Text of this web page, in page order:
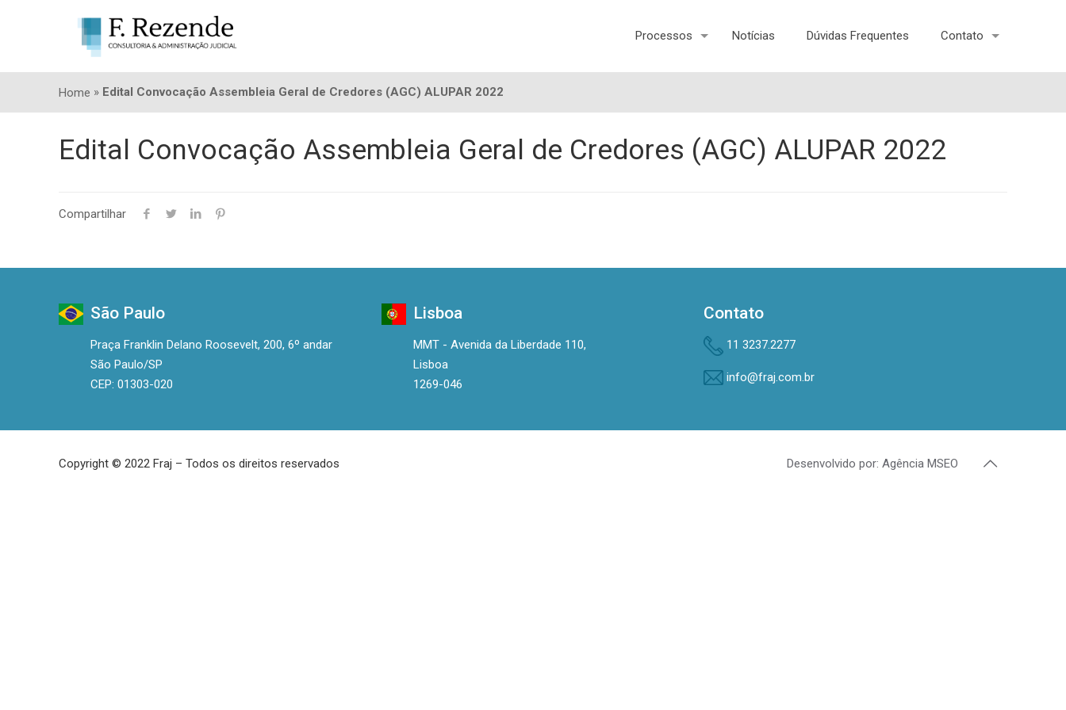
Processos Notícias Dúvidas Frequentes Contato
Home » Edital Convocação Assembleia Geral de Credores (AGC) ALUPAR 2022
Edital Convocação Assembleia Geral de Credores (AGC) ALUPAR 2022
Compartilhar
São Paulo
Praça Franklin Delano Roosevelt, 200, 6º andar
São Paulo/SP
CEP: 01303-020
Lisboa
MMT - Avenida da Liberdade 110,
Lisboa
1269-046
Contato
11 3237.2277
info@fraj.com.br
Copyright © 2022 Fraj – Todos os direitos reservados Desenvolvido por: Agência MSEO